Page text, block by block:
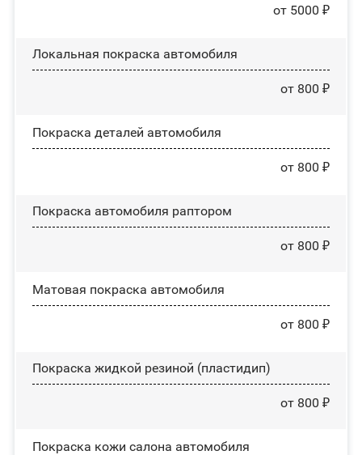
от 5000 ₽
Локальная покраска автомобиля
от 800 ₽
Покраска деталей автомобиля
от 800 ₽
Покраска автомобиля раптором
от 800 ₽
Матовая покраска автомобиля
от 800 ₽
Покраска жидкой резиной (пластидип)
от 800 ₽
Покраска кожи салона автомобиля